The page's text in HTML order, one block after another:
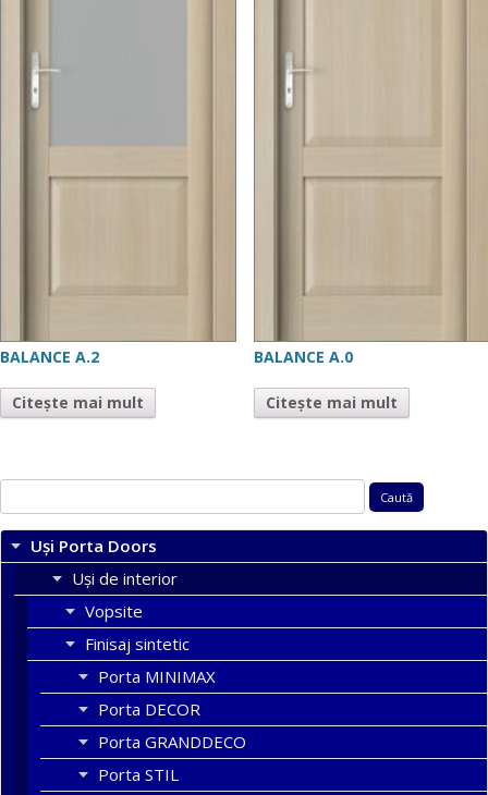
BALANCE A.2
Citește mai mult
BALANCE A.0
Citește mai mult
după:
Uși Porta Doors
Uși de interior
Vopsite
Finisaj sintetic
Porta MINIMAX
Porta DECOR
Porta GRANDDECO
Porta STIL